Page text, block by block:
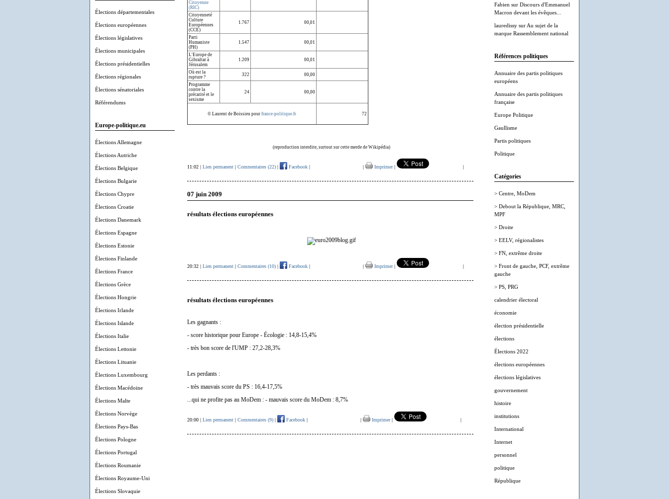
Élections départementales
Élections européennes
Élections législatives
Élections municipales
Élections présidentielles
Élections régionales
Élections sénatoriales
Référendums
Europe-politique.eu
Élections Allemagne
Élections Autriche
Élections Belgique
Élections Bulgarie
Élections Chypre
Élections Croatie
Élections Danemark
Élections Espagne
Élections Estonie
Élections Finlande
Élections France
Élections Grèce
Élections Hongrie
Élections Irlande
Élections Islande
Élections Italie
Élections Lettonie
Élections Lituanie
Élections Luxembourg
Élections Macédoine
Élections Malte
Élections Norvège
Élections Pays-Bas
Élections Pologne
Élections Portugal
Élections Roumanie
Élections Royaume-Uni
Élections Slovaquie
Fabien sur Discours d'Emmanuel
Macron devant les évêques...
lauredissy sur Au sujet de la
marque Rassemblement national
Références politiques
Annuaire des partis politiques
européens
Annuaire des partis politiques
française
Europe Politique
Gaullisme
Partis politiques
Politique
Catégories
> Centre, MoDem
> Debout la République, MRC,
MPF
> Droite
> EELV, régionalistes
> FN, extrême droite
> Front de gauche, PCF, extrême
gauche
> PS, PRG
calendrier électoral
économie
élection présidentielle
élections
Élections 2022
élections européennes
élections législatives
gouvernement
histoire
institutions
International
Internet
personnel
politique
République
Citoyenne
(RIC)
Citoyenneté
Culture
Européennes
(CCE)
1.767 00,01
Parti
Humaniste
(PH)
1.547 00,01
L'Europe de
Gibraltar à
Jérusalem
1.209 00,01
Où est la
rupture ?
322
00,00
Programme
contre la
précarité et le
sexisme
24 00,00
© Laurent de Boissieu pour france-politique.fr 72
(reproduction interdite, surtout sur cette merde de Wikipédia)
11:02 | Lien permanent | Commentaires (22) | Facebook | | Imprimer| |
07 juin 2009
résultats élections européennes
20:32 | Lien permanent | Commentaires (10) | Facebook | | Imprimer| |
résultats élections européennes
Les gagnants :
- score historique pour Europe - Écologie : 14,8-15,4%
- très bon score de l'UMP : 27,2-28,3%
Les perdants :
- très mauvais score du PS : 16,4-17,5%
...qui ne profite pas au MoDem : - mauvais score du MoDem : 8,7%
20:00 | Lien permanent | Commentaires (9) | Facebook | | Imprimer| |